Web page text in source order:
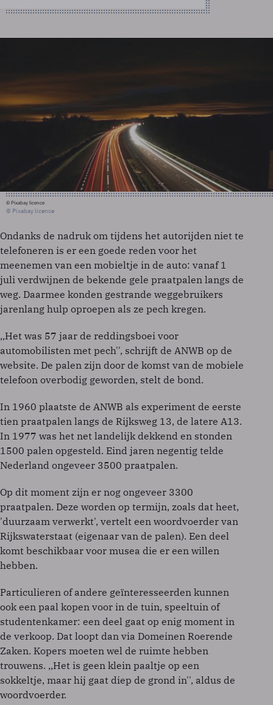
© Pixabay licence
© Pixabay licence
Ondanks de nadruk om tijdens het autorijden niet te
telefoneren is er een goede reden voor het
meenemen van een mobieltje in de auto: vanaf 1
juli verdwijnen de bekende gele praatpalen langs de
weg. Daarmee konden gestrande weggebruikers
jarenlang hulp oproepen als ze pech kregen.
,,Het was 57 jaar de reddingsboei voor
automobilisten met pech'', schrijft de ANWB op de
website. De palen zijn door de komst van de mobiele
telefoon overbodig geworden, stelt de bond.
In 1960 plaatste de ANWB als experiment de eerste
tien praatpalen langs de Rijksweg 13, de latere A13.
In 1977 was het net landelijk dekkend en stonden
1500 palen opgesteld. Eind jaren negentig telde
Nederland ongeveer 3500 praatpalen.
Op dit moment zijn er nog ongeveer 3300
praatpalen. Deze worden op termijn, zoals dat heet,
'duurzaam verwerkt', vertelt een woordvoerder van
Rijkswaterstaat (eigenaar van de palen). Een deel
komt beschikbaar voor musea die er een willen
hebben.
Particulieren of andere geïnteresseerden kunnen
ook een paal kopen voor in de tuin, speeltuin of
studentenkamer: een deel gaat op enig moment in
de verkoop. Dat loopt dan via Domeinen Roerende
Zaken. Kopers moeten wel de ruimte hebben
trouwens. ,,Het is geen klein paaltje op een
sokkeltje, maar hij gaat diep de grond in'', aldus de
woordvoerder.